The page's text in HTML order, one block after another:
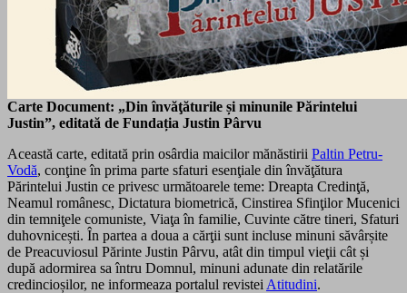
Carte Document: „Din învăţăturile și minunile Părintelui
Justin”, editată de Fundația Justin Pârvu
Această carte, editată prin osârdia maicilor mănăstirii Paltin Petru-
Vodă, conţine în prima parte sfaturi esenţiale din învăţătura
Părintelui Justin ce privesc următoarele teme: Dreapta Credinţă,
Neamul românesc, Dictatura biometrică, Cinstirea Sfinţilor Mucenici
din temniţele comuniste, Viaţa în familie, Cuvinte către tineri, Sfaturi
duhovnicești. În partea a doua a cărţii sunt incluse minuni săvârșite
de Preacuviosul Părinte Justin Pârvu, atât din timpul vieţii cât și
după adormirea sa întru Domnul, minuni adunate din relatările
credincioșilor, ne informeaza portalul revistei Atitudini.